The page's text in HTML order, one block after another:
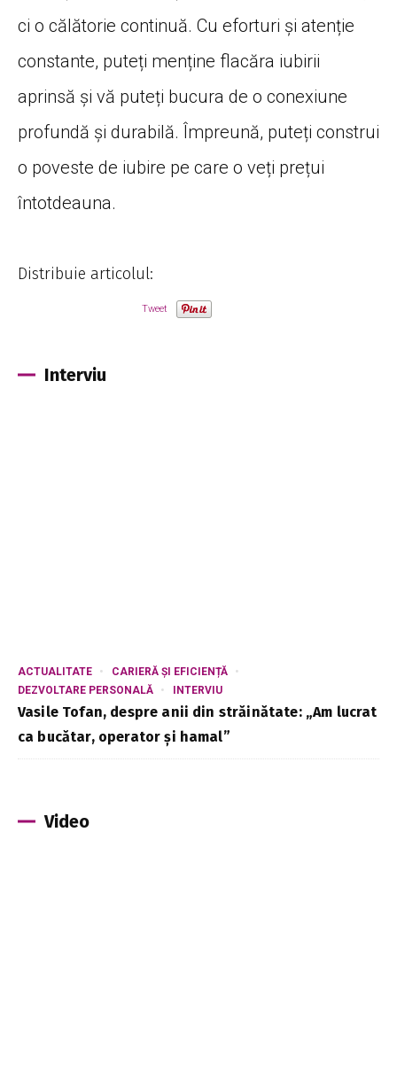
ci o călătorie continuă. Cu eforturi și atenție
constante, puteți menține flacăra iubirii
aprinsă și vă puteți bucura de o conexiune
profundă și durabilă. Împreună, puteți construi
o poveste de iubire pe care o veți prețui
întotdeauna.
Distribuie articolul:
Tweet
Interviu
ACTUALITATE
CARIERĂ ȘI EFICIENȚĂ
DEZVOLTARE PERSONALĂ
INTERVIU
Vasile Tofan, despre anii din străinătate: „Am lucrat
ca bucătar, operator și hamal”
Video